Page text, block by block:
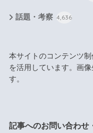
話題・考察 4,636
本サイトのコンテンツ
を活用しています。画
す。
記事へのお問い合わせ